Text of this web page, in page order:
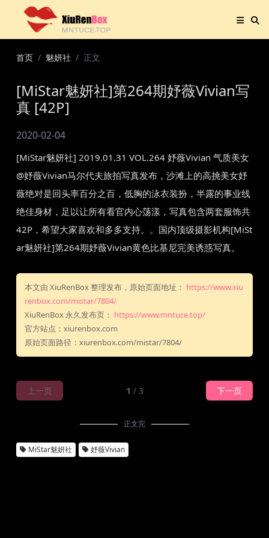
首页 魅妍社 正文
[MiStar魅妍社]第264期妤薇Vivian写
真 [42P]
2020-02-04
[MiStar魅妍社] 2019.01.31 VOL.264 妤薇Vivian 气质美女
@妤薇Vivian马尔代夫旅拍写真发布，沙滩上的高挑美女妤
薇绝对是回头率百分之百，低胸的泳衣装扮，半露的事业线
绝佳身材，足以让所有看官内心荡漾，写真包含两套服饰共
42P，希望大家喜欢和多多支持。。国内顶级摄影机构[MiSt
ar魅妍社]第264期妤薇Vivian黄色比基尼完美诱惑写真。
本文由 XiuRenBox 整理发布，原始页面地址： https://www.xiu
renbox.com/mistar/7804/
XiuRenBox 永久发布页： https://www.mntuce.top/
官方站点：xiurenbox.com
原始页面路径：xiurenbox.com/mistar/7804/
上一页 1 / 3 下一页
正文完
MiStar魅妍社 妤薇Vivian